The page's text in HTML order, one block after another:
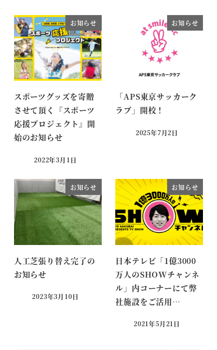
お知らせ
スポーツグッズを寄贈
させて頂く『スポーツ
応援プロジェクト』開
始のお知らせ
2022年3月1日
お知らせ
「APS東京サッカーク
ラブ」開校！
2025年7月2日
お知らせ
人工芝張り替え完了の
お知らせ
2023年3月10日
お知らせ
日本テレビ「1億3000
万人のSHOWチャンネ
ル」内コーナーにて弊
社施設をご活用…
2021年5月21日